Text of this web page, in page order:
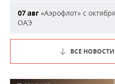
07 авг «Аэрофлот» с
ОАЭ
ВСЕ